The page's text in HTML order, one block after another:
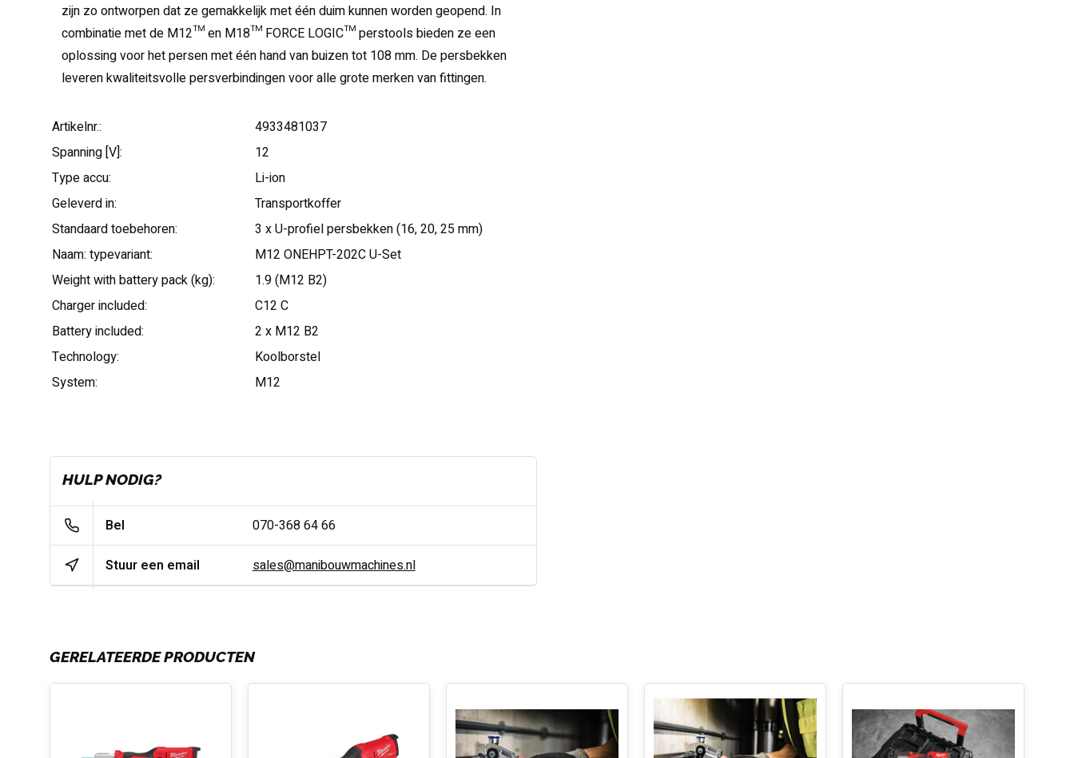
zijn zo ontworpen dat ze gemakkelijk met één duim kunnen worden geopend. In
combinatie met de M12™ en M18™ FORCE LOGIC™ perstools bieden ze een
oplossing voor het persen met één hand van buizen tot 108 mm. De persbekken
leveren kwaliteitsvolle persverbindingen voor alle grote merken van fittingen.
Artikelnr.:
4933481037
Spanning [V]:
12
Type accu:
Li-ion
Geleverd in:
Transportkoffer
Standaard toebehoren:
3 x U-profiel persbekken (16, 20, 25 mm)
Naam: typevariant:
M12 ONEHPT-202C U-Set
Weight with battery pack (kg):
1.9 (M12 B2)
Charger included:
C12 C
Battery included:
2 x M12 B2
Technology:
Koolborstel
System:
M12
HULP NODIG?
Bel 070-368 64 66
Stuur een email sales@manibouwmachines.nl
GERELATEERDE PRODUCTEN